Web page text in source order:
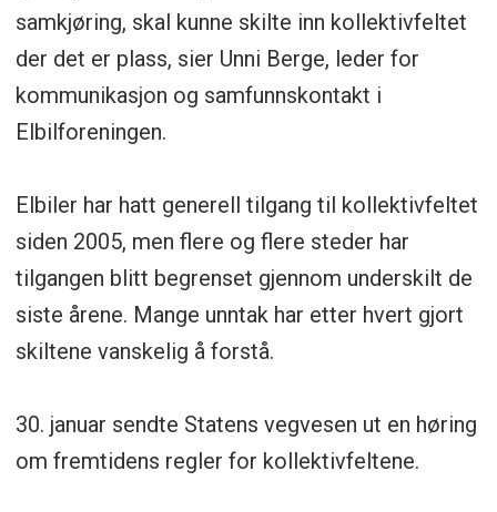
samkjøring, skal kunne skilte inn kollektivfeltet
der det er plass, sier Unni Berge, leder for
kommunikasjon og samfunnskontakt i
Elbilforeningen.
Elbiler har hatt generell tilgang til kollektivfeltet
siden 2005, men flere og flere steder har
tilgangen blitt begrenset gjennom underskilt de
siste årene. Mange unntak har etter hvert gjort
skiltene vanskelig å forstå.
30. januar sendte Statens vegvesen ut en høring
om fremtidens regler for kollektivfeltene.